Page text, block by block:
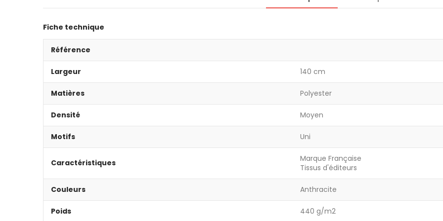
Fiche technique
Référence
Largeur 140 cm
Matières Polyester
Densité Moyen
Motifs Uni
Caractéristiques
Marque Française
Tissus d'éditeurs
Couleurs Anthracite
Poids 440 g/m2